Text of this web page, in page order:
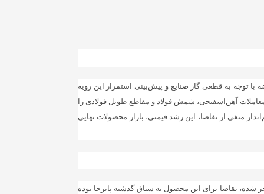
توجه به قطعی گاز صنایع و پیش‌بینی استمرار این رویه
آهن‌‌‌اسفنجی، شمش فولاد و مقاطع طویل فولادی را
منفی از تقاضا، این رشد قیمتی، بازار محصولات نهایی
تقاضا برای این محصول به سیاق گذشته پابرجا بوده